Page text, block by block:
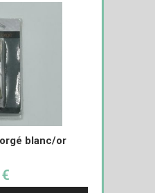
blanc/or